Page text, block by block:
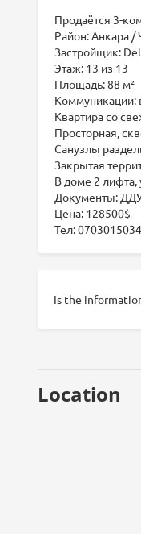
Продаётся 3-
Район: Анкара /
Застройщик:
Этаж: 13 из 13
Площадь: 88 м²
Коммуникации:
Квартира со
Просторная,
Санузлы
Закрытая
В доме 2 лифта,
Документы:
Цена: 128500$
Тел:
Is the
Location